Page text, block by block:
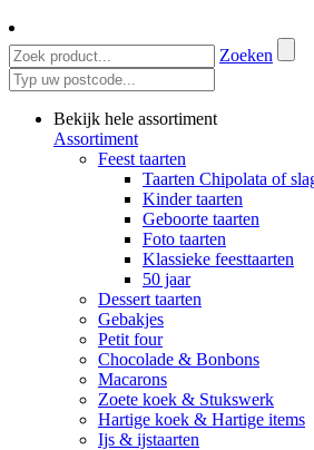
Zoeken
Bekijk hele assortiment
Assortiment
Feest taarten
Taarten Chipolata of
Kinder taarten
Geboorte taarten
Foto taarten
Klassieke feesttaarten
50 jaar
Dessert taarten
Gebakjes
Petit four
Chocolade & Bonbons
Macarons
Zoete koek & Stukswerk
Hartige koek & Hartige items
Ijs & ijstaarten